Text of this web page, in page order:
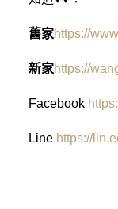
舊家https://
新家https://
Facebook
Line https://